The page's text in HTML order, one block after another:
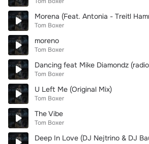
Morena (Feat. Antonia - Treitl
Tom Boxer
moreno
Tom Boxer
Dancing feat Mike Diamondz
Tom Boxer
U Left Me (Original Mix)
Tom Boxer
The Vibe
Tom Boxer
Deep In Love (DJ Nejtrino & DJ